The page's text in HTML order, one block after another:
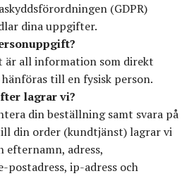
(GDPR)
dina uppgifter.
är all information som direkt
till en fysisk person.
lagrar vi?
din beställning samt svara på
din order (kundtjänst) lagrar vi
adress,
postadress, ip-adress och